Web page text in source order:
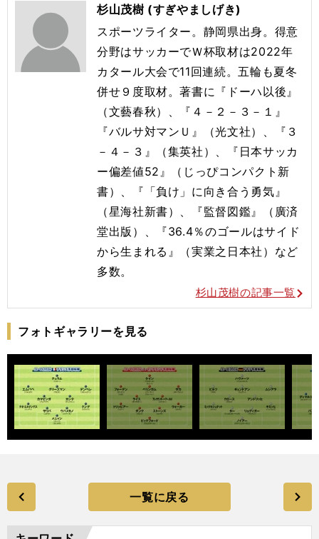
杉山茂樹 (すぎやましげき)
スポーツライター。静岡県出身。得意
分野はサッカーでＷ杯取材は2022年
カタール大会で11回連続。五輪も夏冬
併せ９度取材。著書に『ドーハ以後』
（文藝春秋）、『４－２－３－１』
『バルサ対マンＵ』（光文社）、『３
－４－３』（集英社）、『日本サッカ
ー偏差値52』（じっぴコンパクト新
書）、『「負け」に向き合う勇気』
（星海社新書）、『監督図鑑』（廣済
堂出版）、『36.4％のゴールはサイド
から生まれる』（実業之日本社）など
多数。
杉山茂樹の記事一覧
フォトギャラリーを見る
一覧に戻る